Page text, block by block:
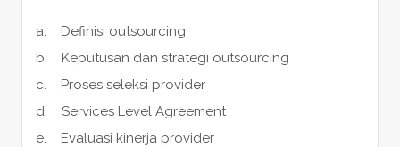
a. Definisi outsourcing
b. Keputusan dan strategi outsourcing
c. Proses seleksi provider
d. Services Level Agreement
e. Evaluasi kinerja provider